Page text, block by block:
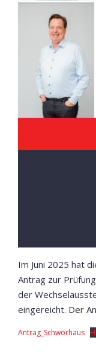
Im Juni 2025 hat
Antrag zur
der
eingereicht. Der
Antrag_Schwörhaus